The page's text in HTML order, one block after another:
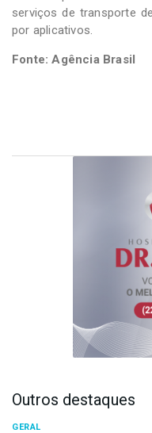
serviços de transporte
por aplicativos.
Fonte: Agência Brasil
Outros destaques
GERAL